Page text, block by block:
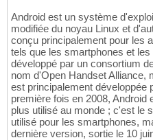
Android est un système
modifiée du noyau Linux et
conçu principalement pour les
tels que les smartphones et
développé par un consortium
nom d'Open Handset Alliance,
est principalement développée
première fois en 2008,
plus utilisé au monde ; c'est le
utilisé pour les smartphones,
dernière version, sortie le 10